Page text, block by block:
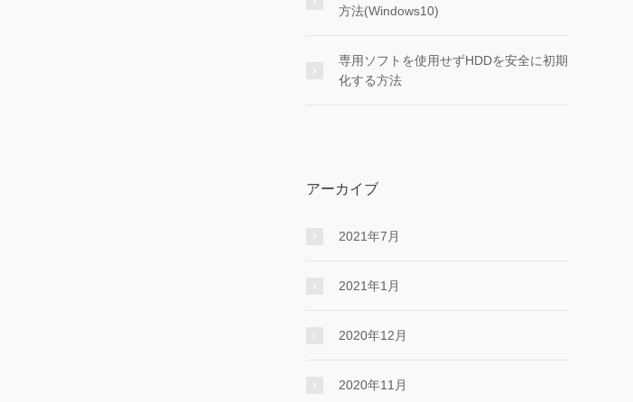
方法(Windows10)
専用ソフトを使用せずHDDを安全に初期
化する方法
アーカイブ
2021年7月
2021年1月
2020年12月
2020年11月